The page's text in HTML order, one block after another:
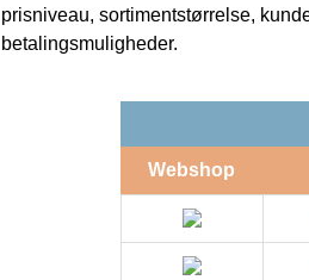
prisniveau, sortimentstørrelse,
betalingsmuligheder.
Webshop